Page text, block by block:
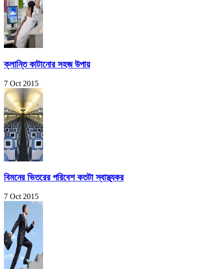
ক্লান্তি কাটানোর সহজ উপায়
7 Oct 2015
বিমনের ভিতরের পরিবেশ কতটা স্বাস্থ্যকর
7 Oct 2015